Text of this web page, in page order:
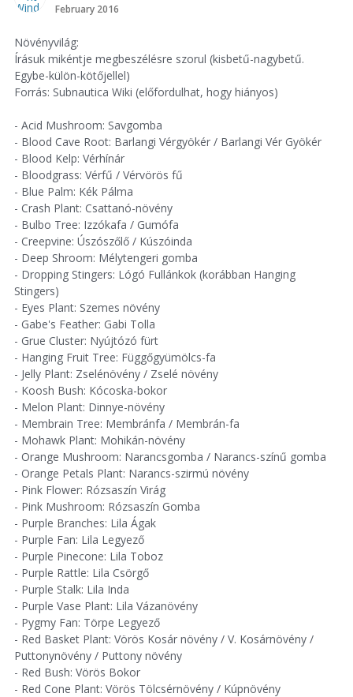
February 2016
Növényvilág:
Írásuk mikéntje megbeszélésre szorul (kisbetű-nagybetű.
Egybe-külön-kötőjellel)
Forrás: Subnautica Wiki (előfordulhat, hogy hiányos)
- Acid Mushroom: Savgomba
- Blood Cave Root: Barlangi Vérgyökér / Barlangi Vér Gyökér
- Blood Kelp: Vérhínár
- Bloodgrass: Vérfű / Vérvörös fű
- Blue Palm: Kék Pálma
- Crash Plant: Csattanó-növény
- Bulbo Tree: Izzókafa / Gumófa
- Creepvine: Úszószőlő / Kúszóinda
- Deep Shroom: Mélytengeri gomba
- Dropping Stingers: Lógó Fullánkok (korábban Hanging
Stingers)
- Eyes Plant: Szemes növény
- Gabe's Feather: Gabi Tolla
- Grue Cluster: Nyújtózó fürt
- Hanging Fruit Tree: Függőgyümölcs-fa
- Jelly Plant: Zselénövény / Zselé növény
- Koosh Bush: Kócoska-bokor
- Melon Plant: Dinnye-növény
- Membrain Tree: Membránfa / Membrán-fa
- Mohawk Plant: Mohikán-növény
- Orange Mushroom: Narancsgomba / Narancs-színű gomba
- Orange Petals Plant: Narancs-szirmú növény
- Pink Flower: Rózsaszín Virág
- Pink Mushroom: Rózsaszín Gomba
- Purple Branches: Lila Ágak
- Purple Fan: Lila Legyező
- Purple Pinecone: Lila Toboz
- Purple Rattle: Lila Csörgő
- Purple Stalk: Lila Inda
- Purple Vase Plant: Lila Vázanövény
- Pygmy Fan: Törpe Legyező
- Red Basket Plant: Vörös Kosár növény / V. Kosárnövény /
Puttonynövény / Puttony növény
- Red Bush: Vörös Bokor
- Red Cone Plant: Vörös Tölcsérnövény / Kúpnövény